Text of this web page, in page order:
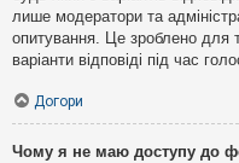
лише модератори та
опитування. Це зроблено для
варіанти відповіді під час
Догори
Чому я не маю доступу до